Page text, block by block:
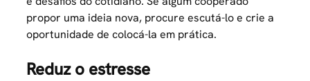
propor uma ideia nova, procure escutá-lo e crie a
oportunidade de colocá-la em prática.
Reduz o estresse